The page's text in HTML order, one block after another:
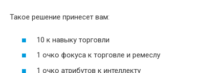
Такое решение принесет вам:
10 к навыку торговли
1 очко фокуса к торговле и ремеслу
1 очко атрибутов к интеллекту